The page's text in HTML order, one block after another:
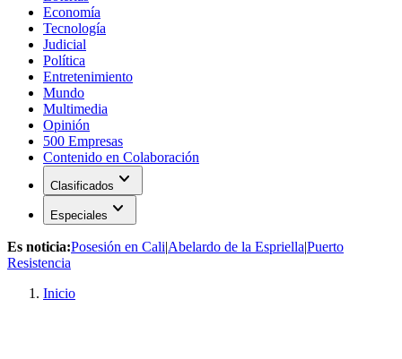
Economía
Tecnología
Judicial
Política
Entretenimiento
Mundo
Multimedia
Opinión
500 Empresas
Contenido en Colaboración
Clasificados expand_more
Especiales expand_more
Es noticia:Posesión en Cali|Abelardo de la Espriella|Puerto
Resistencia
Inicio